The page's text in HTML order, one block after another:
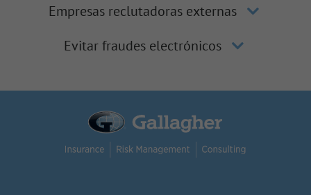
Empresas reclutadoras externas
Evitar fraudes electrónicos